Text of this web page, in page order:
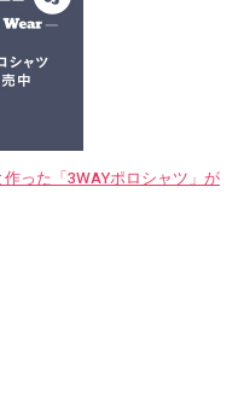
作った「3WAYポロシャツ」が